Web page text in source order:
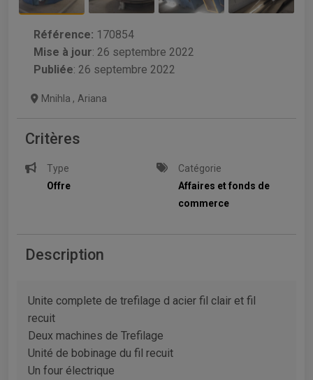
Référence: 170854
Mise à jour: 26 septembre 2022
Publiée: 26 septembre 2022
Mnihla , Ariana
Critères
Type
Offre
Catégorie
Affaires et fonds de
commerce
Description
Unite complete de trefilage d acier fil clair et fil
recuit
Deux machines de Trefilage
Unité de bobinage du fil recuit
Un four électrique